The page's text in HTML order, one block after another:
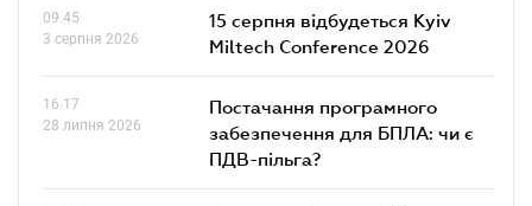
09.45
3 серпня 2026
15 серпня відбудеться Kyiv
Miltech Conference 2026
16.17
28 липня 2026
Постачання програмного
забезпечення для БПЛА: чи є
ПДВ-пільга?